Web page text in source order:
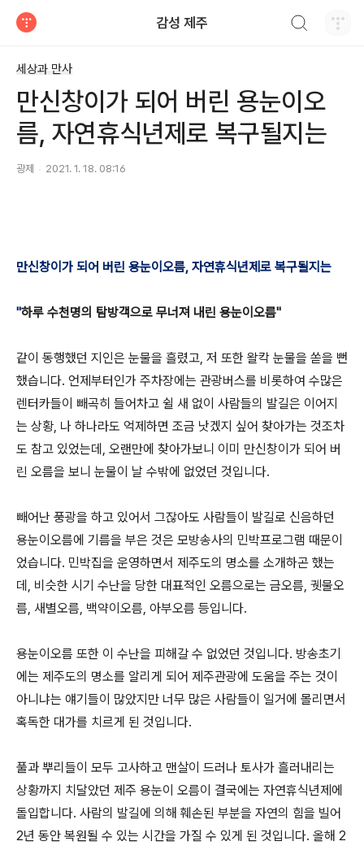
감성 제주
세상과 만사
만신창이가 되어 버린 용눈이오
름, 자연휴식년제로 복구될지는
광제 2021. 1. 18. 08:16
만신창이가 되어 버린 용눈이오름, 자연휴식년제로 복구될지는
"하루 수천명의 탐방객으로 무너져 내린 용눈이오름"
같이 동행했던 지인은 눈물을 흘렸고, 저 또한 왈칵 눈물을 쏟을 뻔
했습니다. 언제부터인가 주차장에는 관광버스를 비롯하여 수많은
렌터카들이 빼곡히 들어차고 쉴 새 없이 사람들의 발길은 이어지
는 상황, 나 하나라도 억제하면 조금 낫겠지 싶어 찾아가는 것조차
도 참고 있었는데, 오랜만에 찾아가보니 이미 만신창이가 되어 버
린 오름을 보니 눈물이 날 수밖에 없었던 것입니다.
빼어난 풍광을 하고 있어서 그잖아도 사람들이 발길로 신음하던
용눈이오름에 기름을 부은 것은 모방송사의 민박프로그램 때문이
었습니다. 민박집을 운영하면서 제주도의 명소를 소개하곤 했는
데, 비슷한 시기 수난을 당한 대표적인 오름으로는 금오름, 궷물오
름, 새별오름, 백약이오름, 아부오름 등입니다.
용눈이오름 또한 이 수난을 피해갈 수 없었던 것입니다. 방송초기
에는 제주도의 명소를 알리게 되어 제주관광에 도움을 주는 것이
아니냐는 얘기들이 많았지만 너무 많은 사람들이 일거에 몰리면서
혹독한 대가를 치르게 된 것입니다.
풀과 뿌리들이 모두 고사하고 맨살이 드러나 토사가 흘러내리는
상황까지 치달았던 제주 용눈이 오름이 결국에는 자연휴식년제에
돌입합니다. 사람의 발길에 의해 훼손된 부분을 자연의 힘을 빌어
2년 동안 복원될 수 있는 시간을 가질 수 있게 된 것입니다. 올해 2